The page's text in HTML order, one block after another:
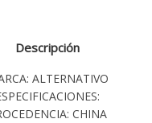
Descripción
ALTERNATIVO
CHINA